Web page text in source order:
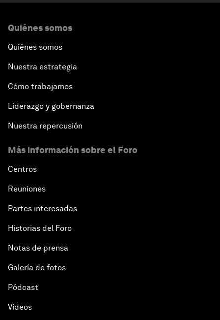
Quiénes somos
Quiénes somos
Nuestra estrategia
Cómo trabajamos
Liderazgo y gobernanza
Nuestra repercusión
Más información sobre el Foro
Centros
Reuniones
Partes interesadas
Historias del Foro
Notas de prensa
Galería de fotos
Pódcast
Vídeos